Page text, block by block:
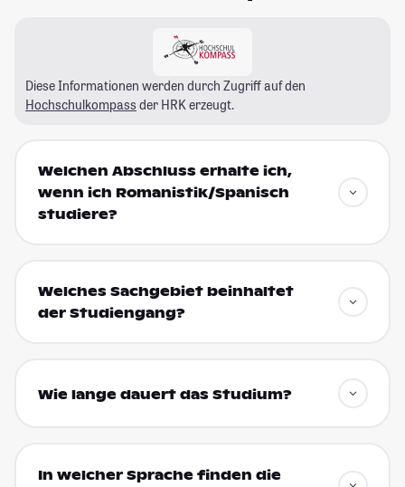
Diese Informationen werden durch Zugriff auf den
Hochschulkompass der HRK erzeugt.
Welchen Abschluss erhalte ich,
wenn ich Romanistik/Spanisch
studiere?
Welches Sachgebiet beinhaltet
der Studiengang?
Wie lange dauert das Studium?
In welcher Sprache finden die